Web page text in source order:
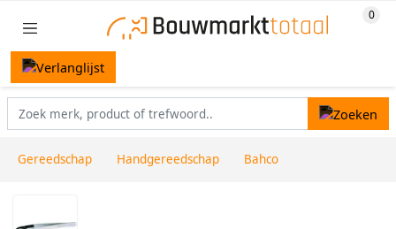
Gereedschap Handgereedschap Bahco